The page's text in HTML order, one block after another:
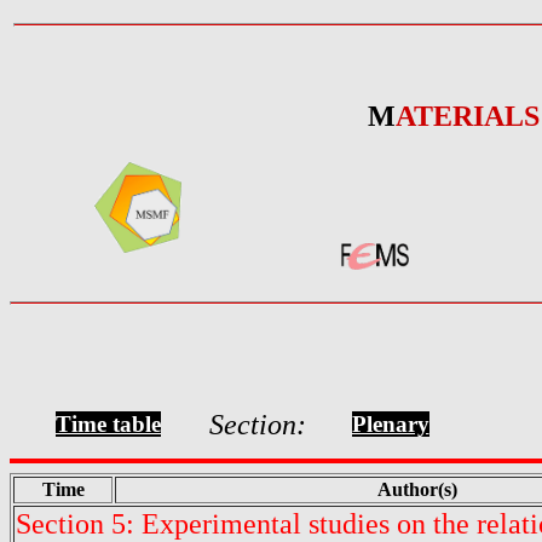
MATERIALS
Time table Section: Plenary
Time Author(s)
Section 5: Experimental studies on the